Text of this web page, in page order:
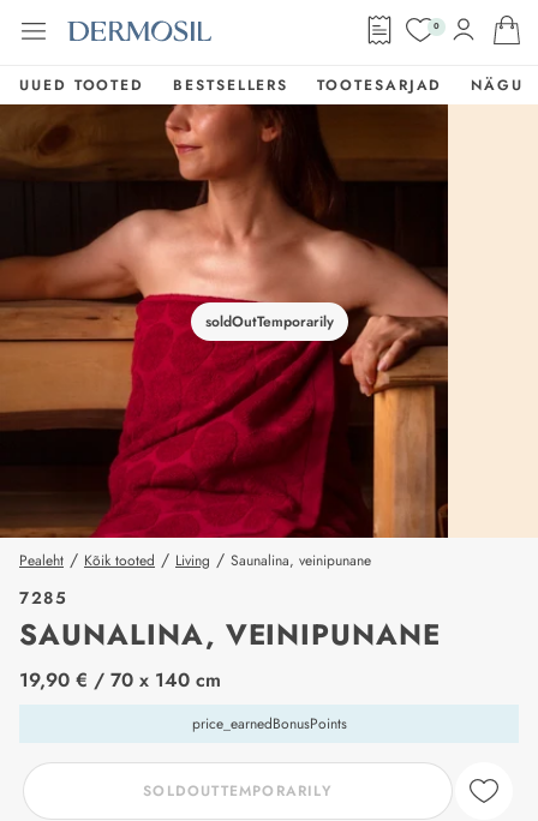
0
UUED TOOTED BESTSELLERS TOOTESARJAD NÄGU
soldOutTemporarily
Pealeht / Kõik tooted / Living / Saunalina, veinipunane
7285
SAUNALINA, VEINIPUNANE
price_label
19,90 € / 70 x 140 cm
price_earnedBonusPoints
SOLDOUTTEMPORARILY